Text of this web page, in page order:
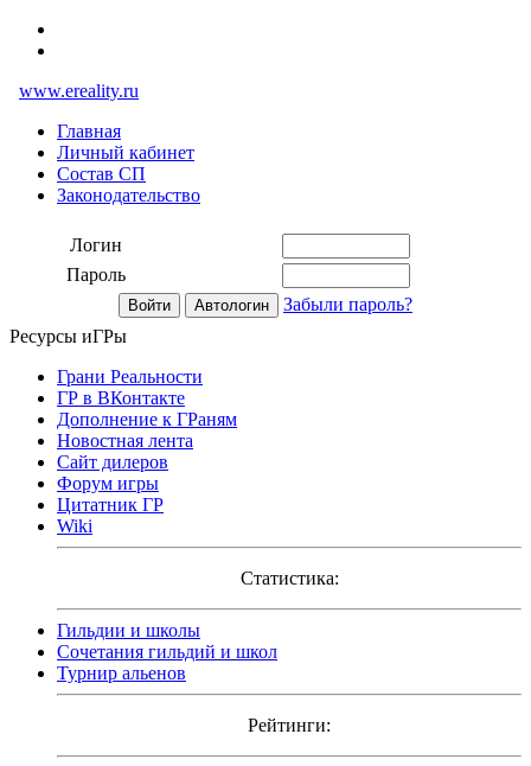
www.ereality.ru
Главная
Личный кабинет
Состав СП
Законодательство
Логин
Пароль
Забыли пароль?
Ресурсы иГРы
Грани Реальности
ГР в ВКонтакте
Дополнение к ГРаням
Новостная лента
Сайт дилеров
Форум игры
Цитатник ГР
Wiki
Статистика:
Гильдии и школы
Сочетания гильдий и школ
Турнир альенов
Рейтинги: